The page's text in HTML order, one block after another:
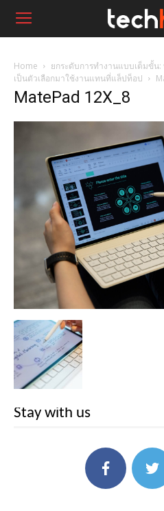
Home
ยกระดับการทำงานแบบเต็มขั้น:
เป็นตัวเลือกมาใช้งานแทนที่แล็ปท็อป
MatePad 12X_8
Stay with us